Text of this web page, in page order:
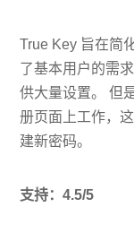
True Key 旨在简
了基本用户的需
供大量设置。 但
册页面上工作，
建新密码。
支持：4.5/5